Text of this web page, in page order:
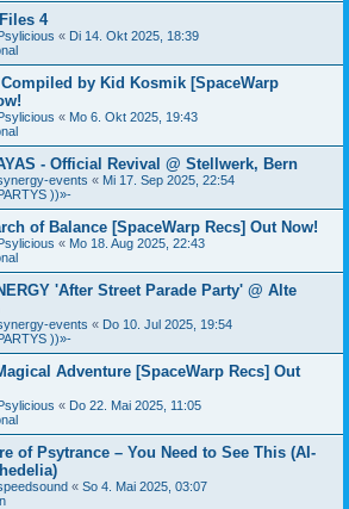
4
« Di 14. Okt 2025, 18:39
by Kid Kosmik [SpaceWarp
« Mo 6. Okt 2025, 19:43
- Official Revival @ Stellwerk, Bern
events « Mi 17. Sep 2025, 22:54
))»-
of Balance [SpaceWarp Recs] Out Now!
« Mo 18. Aug 2025, 22:43
'After Street Parade Party' @ Alte
events « Do 10. Jul 2025, 19:54
))»-
Adventure [SpaceWarp Recs] Out
« Do 22. Mai 2025, 11:05
of Psytrance – You Need to See This (AI-
« So 4. Mai 2025, 03:07